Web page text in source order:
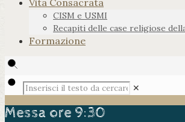
Vita Consacrata
CISM e USMI
Recapiti delle case religiose
Formazione
✕
Messa ore 9:30